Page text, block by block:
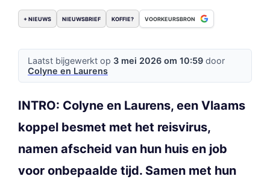
+ NIEUWS NIEUWSBRIEF KOFFIE? VOORKEURSBRON
Laatst bijgewerkt op 3 mei 2026 om 10:59 door
Colyne en Laurens
INTRO: Colyne en Laurens, een Vlaams
koppel besmet met het reisvirus,
namen afscheid van hun huis en job
voor onbepaalde tijd. Samen met hun